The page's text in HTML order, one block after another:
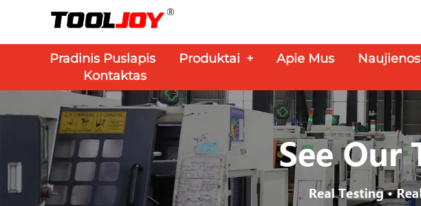
Pradinis Puslapis Produktai + Apie Mus Naujienos
Kontaktas